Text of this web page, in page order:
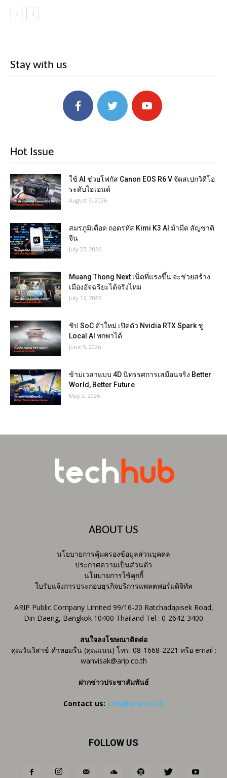
Stay with us
Hot Issue
ใช้ AI ช่วยโฟกัส Canon EOS R6 V จัดสเปกวิดีโอ
ระดับไฮเอนด์
August 3, 2026
สมรภูมิเดือด ถอดรหัส Kimi K3 AI ม้ามืด สัญชาติ
จีน
July 27, 2026
Muang Thong Next เน็ตที่แรงขึ้น จะช่วยสร้าง
เมืองอัจฉริยะได้จริงไหม
July 16, 2026
ชิป SoC ตัวใหม่ เปิดตัว Nvidia RTX Spark ชู
Local AI พกพาได้
June 5, 2026
ข้ามเวลาแบบ 4D นิทรรศการเสมือนจริง Better
World, Better Future
May 2, 2026
ABOUT US
นโยบายการคุ้มครองข้อมูลส่วนบุคคล
ประกาศความเป็นส่วนตัว
นโยบายการใช้คุกกี้
ใบรับแจ้งการประกอบธุรกิจบริการแพลตฟอร์มดิจิทัล
ARIP Public Company Limited 99/16-20 Ratchadapisek Road,
Din Daeng, Bangkok 10400 Thailand Tel : 0-2642-3400
สนใจลงโฆษณาติดต่อ
คุณวันวิสาข์ คำหอมรื่น (คุณแนน) โทร. 08-1668-2221 หรือ email :
wanvisak@arip.co.th
ฝากข่าวประชาสัมพันธ์
Contact us: ctm@arip.co.th
FOLLOW US